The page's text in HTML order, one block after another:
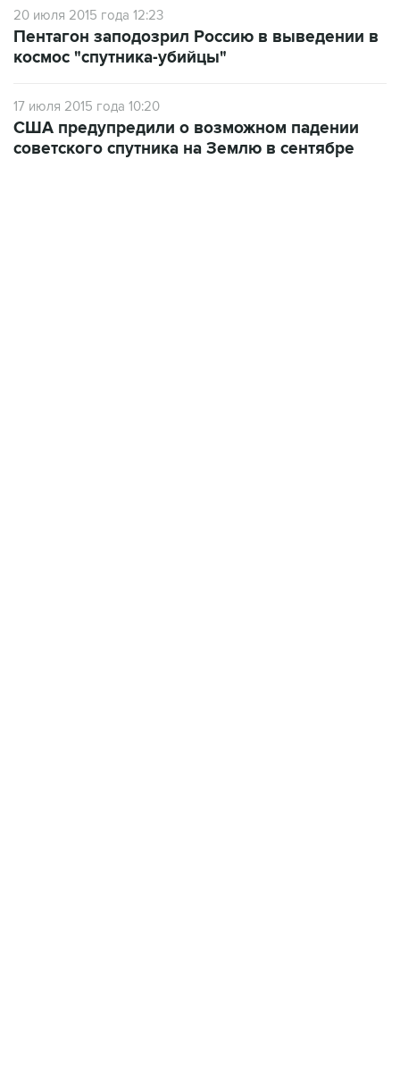
20 июля 2015 года 12:23
Пентагон заподозрил Россию в выведении в
космос "спутника-убийцы"
17 июля 2015 года 10:20
США предупредили о возможном падении
советского спутника на Землю в сентябре